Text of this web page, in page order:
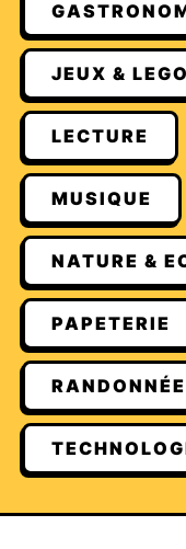
JEUX & LEGO
LECTURE
MUSIQUE
NATURE &
PAPETERIE
RANDONNÉE